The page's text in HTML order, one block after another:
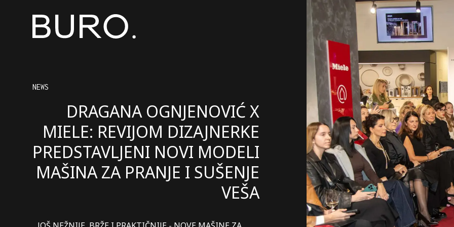
NEWS
DRAGANA OGNJENOVIĆ X
MIELE: REVIJOM DIZAJNERKE
PREDSTAVLJENI NOVI MODELI
MAŠINA ZA PRANJE I SUŠENJE
VEŠA